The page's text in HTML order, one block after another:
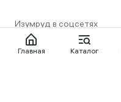
Главная Каталог